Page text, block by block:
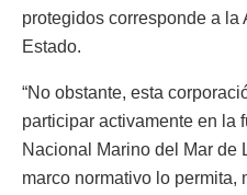
protegidos corresponde a la
Estado.
“No obstante, esta
participar activamente en la
Nacional Marino del Mar de
marco normativo lo permita,